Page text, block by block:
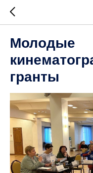
Молодые
гранты